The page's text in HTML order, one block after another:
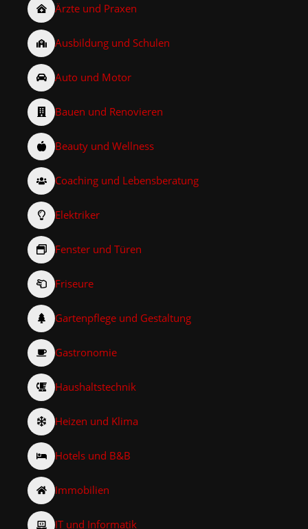
Ärzte und Praxen
Ausbildung und Schulen
Auto und Motor
Bauen und Renovieren
Beauty und Wellness
Coaching und Lebensberatung
Elektriker
Fenster und Türen
Friseure
Gartenpflege und Gestaltung
Gastronomie
Haushaltstechnik
Heizen und Klima
Hotels und B&B
Immobilien
IT und Informatik